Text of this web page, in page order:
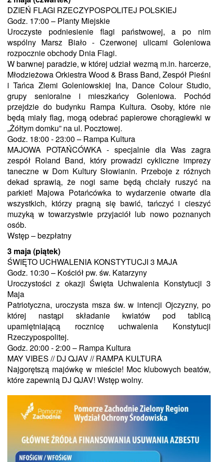
DZIEŃ FLAGI RZECZYPOSPOLITEJ POLSKIEJ
Godz. 17:00 – Planty Miejskie
Uroczyste podniesienie flagi państwowej, a po nim
wspólny Marsz Biało - Czerwonej ulicami Goleniowa
rozpocznie obchody Dnia Flagi.
W barwnej paradzie, w której udział wezmą m.in. harcerze,
Młodzieżowa Orkiestra Wood & Brass Band, Zespół Pieśni
i Tańca Ziemi Goleniowskiej Ina, Dance Colour Studio,
grupy senioralne i mieszkańcy Goleniowa. Pochód
przejdzie do budynku Rampa Kultura. Osoby, które nie
będą miały flag, mogą odebrać papierowe chorągiewki w
„Żółtym domku” na ul. Pocztowej.
Godz. 18:00 - 23:00 – Rampa Kultura
MAJOWA POTAŃCÓWKA - specjalnie dla Was zagra
zespół Roland Band, który prowadzi cykliczne imprezy
taneczne w Dom Kultury Słowianin. Przeboje z różnych
dekad sprawią, że nogi same będą chciały ruszyć na
parkiet! Majowa Potańcówka to wydarzenie otwarte dla
wszystkich, którzy pragną się bawić, tańczyć i cieszyć
muzyką w towarzystwie przyjaciół lub nowo poznanych
osób.
Wstęp – bezpłatny
3 maja (piątek)
ŚWIĘTO UCHWALENIA KONSTYTUCJI 3 MAJA
Godz. 10:30 – Kościół pw. św. Katarzyny
Uroczystości z okazji Święta Uchwalenia Konstytucji 3
Maja
Patriotyczna, uroczysta msza św. w intencji Ojczyzny, po
której nastąpi składanie kwiatów pod tablicą
upamiętniającą rocznicę uchwalenia Konstytucji
Rzeczypospolitej.
Godz. 20:00 - 2:00 – Rampa Kultura
MAY VIBES // DJ QJAV // RAMPA KULTURA
Najgorętszą majówkę w mieście! Moc klubowych beatów,
które zapewnią DJ QJAV! Wstęp wolny.